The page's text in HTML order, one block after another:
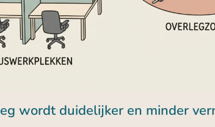
wordt duidelijker en minder